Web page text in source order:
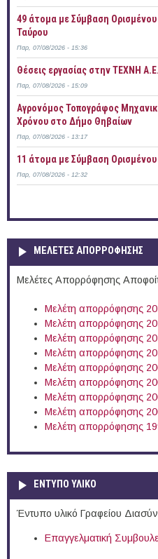
49 άτομα με Σύμβαση
Ταύρου
Παρ, 07/08/2026 - 15:36
Θέσεις εργασίας στην ΤΕΧΝΗ Α.Ε.
Παρ, 07/08/2026 - 15:09
Αγρονόμος Τοπογράφος
Χρόνου στο Δήμο Θηβαίων
Παρ, 07/08/2026 - 13:17
11 άτομα με Σύμβαση
Παρ, 07/08/2026 - 12:32
ΜΕΛΕΤΕΣ ΑΠΟΡΡΟΦΗΣΗΣ
Μελέτες Απορρόφησης
Μελέτη απορρόφησης
Μελέτη απορρόφησης
Μελέτη απορρόφησης
Μελέτη απορρόφησης
Μελέτη απορρόφησης
Μελέτη απορρόφησης
Μελέτη απορρόφησης
Μελέτη απορρόφησης
Μελέτη απορρόφησης
ΕΝΤΥΠΟ ΥΛΙΚΟ
Έντυπο υλικό Γραφείου
Επαγγελματική